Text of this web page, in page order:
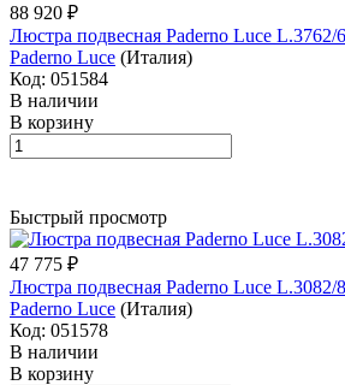
88 920 ₽
Люстра подвесная Paderno Luce L.3762/
Paderno Luce (Италия)
Код: 051584
В наличии
В корзину
Быстрый просмотр
47 775 ₽
Люстра подвесная Paderno Luce L.3082/
Paderno Luce (Италия)
Код: 051578
В наличии
В корзину